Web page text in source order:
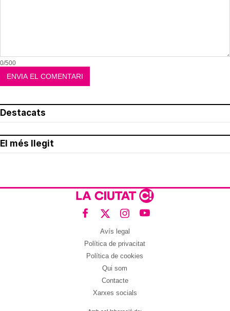
0/500
Destacats
El més llegit
Avís legal
Política de privacitat
Política de cookies
Qui som
Contacte
Xarxes socials